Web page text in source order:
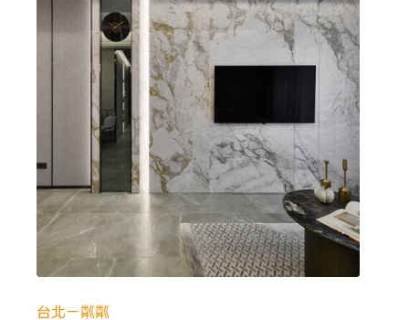
台北－粼粼